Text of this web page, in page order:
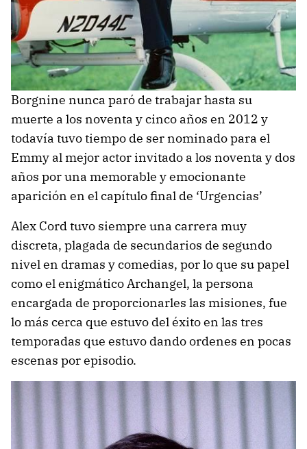
Borgnine nunca paró de trabajar hasta su
muerte a los noventa y cinco años en 2012 y
todavía tuvo tiempo de ser nominado para el
Emmy al mejor actor invitado a los noventa y dos
años por una memorable y emocionante
aparición en el capítulo final de ‘Urgencias’
Alex Cord tuvo siempre una carrera muy
discreta, plagada de secundarios de segundo
nivel en dramas y comedias, por lo que su papel
como el enigmático Archangel, la persona
encargada de proporcionarles las misiones, fue
lo más cerca que estuvo del éxito en las tres
temporadas que estuvo dando ordenes en pocas
escenas por episodio.